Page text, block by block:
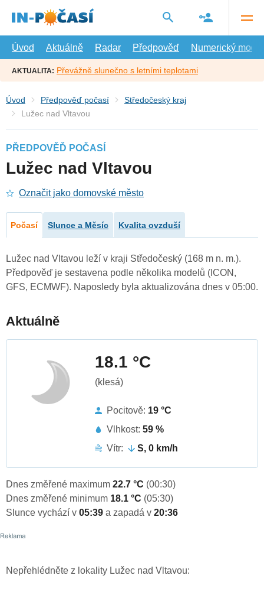
hlavní
Úvod
Aktuálně Radar Předpověď Numerický model
AKTUALITA: Převážně slunečno s letními teplotami
Úvod Předpověď počasí
Středočeský kraj
Lužec nad Vltavou
PŘEDPOVĚĎ POČASÍ
Lužec nad Vltavou
Označit jako domovské město
Počasí Slunce a Měsíc Kvalita ovzduší
Lužec nad Vltavou leží v kraji Středočeský (168 m n. m.).
Předpověď je sestavena podle několika modelů (ICON,
GFS, ECMWF). Naposledy byla aktualizována dnes v 05:00.
Aktuálně
18.1 °C
(klesá)
Pocitově: 19 °C
Vlhkost: 59 %
Vítr:
S, 0 km/h
Dnes změřené maximum 22.7 °C (00:30)
Dnes změřené minimum 18.1 °C (05:30)
Slunce vychází v 05:39 a zapadá v 20:36
Nepřehlédněte z lokality Lužec nad Vltavou: